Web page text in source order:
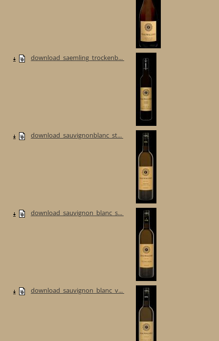
download_saemling_trockenb...
download_sauvignonblanc_st...
download_sauvignon_blanc_s...
download_sauvignon_blanc_v...